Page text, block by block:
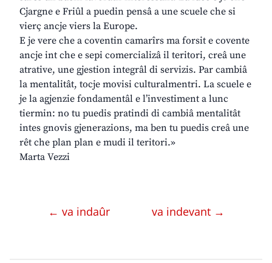
Cjargne e Friûl a puedin pensâ a une scuele che si
vierç ancje viers la Europe.
E je vere che a coventin camarîrs ma forsit e covente
ancje int che e sepi comercializâ il teritori, creâ une
atrative, une gjestion integrâl di servizis. Par cambiâ
la mentalitât, tocje movisi culturalmentri. La scuele e
je la agjenzie fondamentâl e l’investiment a lunc
tiermin: no tu puedis pratindi di cambiâ mentalitât
intes gnovis gjenerazions, ma ben tu puedis creâ une
rêt che plan plan e mudi il teritori.»
Marta Vezzi
← va indaûr va indevant →